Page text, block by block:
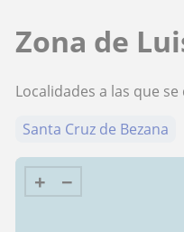
Zona de
Localidades a las que
Santa Cruz de Bezana
+ −